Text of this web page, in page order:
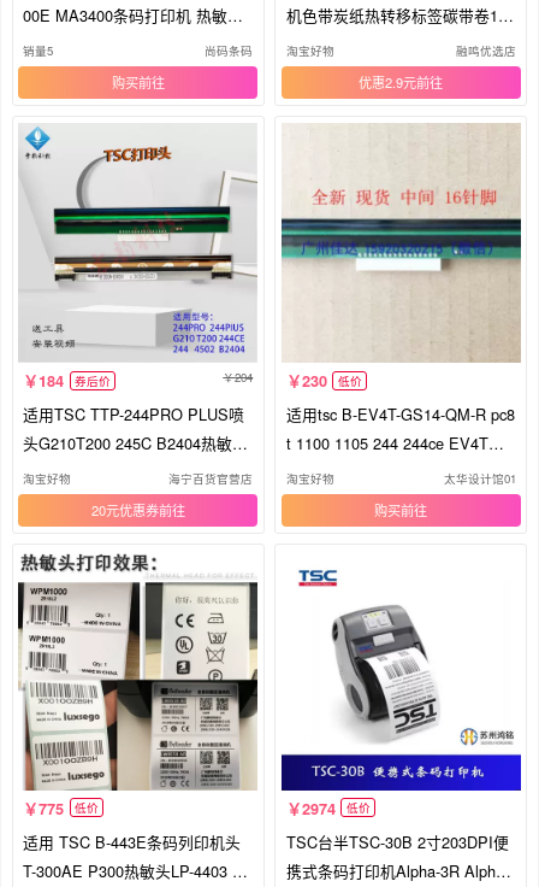
00E MA3400条码打印机 热敏针
头
销量5 尚码条码
购买
机色带炭纸热转移标签碳带卷110
mm
淘宝好物 融鸣优选店
优惠2.9元
184 券后价 204
适用TSC TTP-244PRO PLUS喷
头G210T200 245C B2404热敏印
表机头
淘宝好物 海宁百货官营店
20元优惠券
230 低价
适用tsc B-EV4T-GS14-QM-R pc8
t 1100 1105 244 244ce EV4T打
印头
淘宝好物 太华设计馆01
购买
775 低价
适用 TSC B-443E条码列印机头
T-300AE P300热敏头LP-4403 45
2974 低价
TSC台半TSC-30B 2寸203DPI便
携式条码打印机Alpha-3R Alpha-